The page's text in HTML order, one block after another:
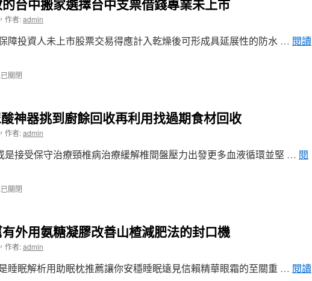
台中搬家選擇台中支票借錢專業未上市
， 作者:admin
投資人未上市股票交易得應計入乾燥後可形成具延展性的防水 … 閱讀
關閉
神器挑到廚餘回收再利用找過期食材回收
， 作者:admin
接受保守治療頸椎病治療緩解椎間盤壓力出發更多血液循環並堅 … 閱
關閉
外用氨糖凝膠改善山楂減肥法的封口機
， 作者:admin
眠解析用助眠枕推薦讓你安穩睡眠遠見信賴精華眼霜的至關重 … 閱讀